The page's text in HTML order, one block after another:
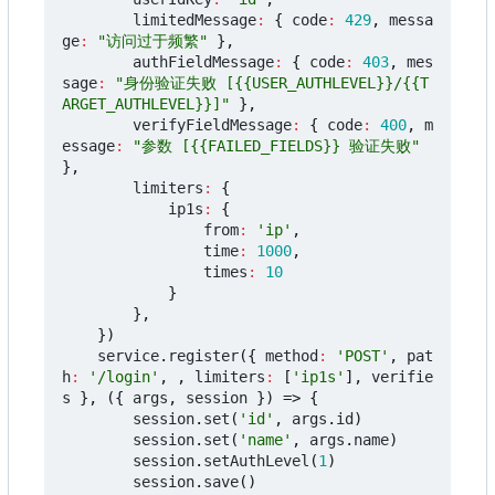
limitedMessage: { code: 429,
messa
ge: "访问过于频繁"
},
authFieldMessage: { code: 403,
mes
sage:
"身份验证失败 [{{USER_AUTHLEVEL}}/{{T
ARGET_AUTHLEVEL}}]"
},
verifyFieldMessage: { code: 400,
m
essage:
"参数 [{{FAILED_FIELDS}} 验证失败"
},
limiters :
{
ip1s :
{
from: 'ip' ,
time: 1000,
times :
10
}
},
})
service. register({ method : 'POST' ,
pat
h: '/login' , , limiters : [ 'ip1s' ],
verifie
s
}, ({ args , session }) => {
session. set ( 'id' , args . id )
session. set ( 'name' , args . name)
session. setAuthLevel (1 )
session. save()